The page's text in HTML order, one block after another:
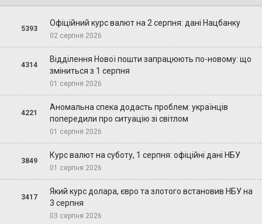
5393
Офіційний курс валют на 2 серпня: дані Нацбанку
02 серпня 2026
4314
Відділення Нової пошти запрацюють по-новому: що
зміниться з 1 серпня
01 серпня 2026
4221
Аномальна спека додасть проблем: українців
попередили про ситуацію зі світлом
01 серпня 2026
3849
Курс валют на суботу, 1 серпня: офіційні дані НБУ
01 серпня 2026
3417
Який курс долара, євро та злотого встановив НБУ на
3 серпня
03 серпня 2026